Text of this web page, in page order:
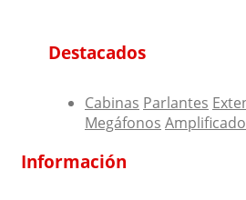
Destacados
Cabinas Parlantes
Megáfonos
Información